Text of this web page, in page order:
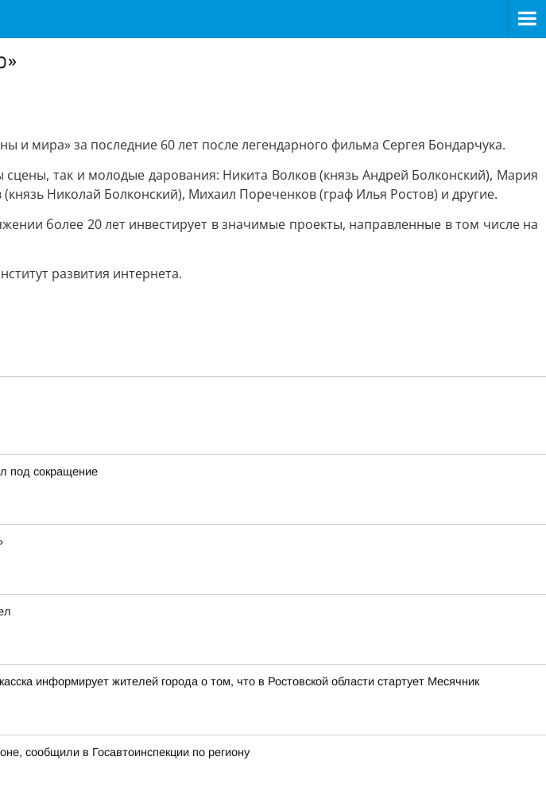
и мира» за последние 60 лет после легендарного фильма Сергея Бондарчука.
так и молодые дарования: Никита Волков (князь Андрей Болконский), Мария
Николай Болконский), Михаил Пореченков (граф Илья Ростов) и другие.
более 20 лет инвестирует в значимые проекты, направленные в том числе на
развития интернета.
под сокращение
информирует жителей города о том, что в Ростовской области стартует Месячник
сообщили в Госавтоинспекции по региону